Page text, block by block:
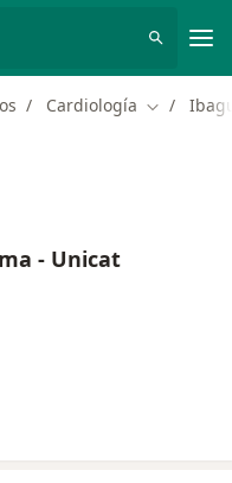
Cardiología Cambiar
- Unicat